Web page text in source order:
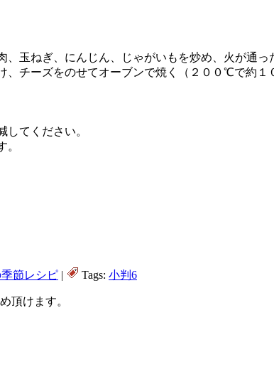
玉ねぎ、にんじん、じゃがいもを炒め、火が通
チーズをのせてオーブンで焼く（２００℃で約１
てください。
。
節レシピ | Tags: 小判6
頂けます。